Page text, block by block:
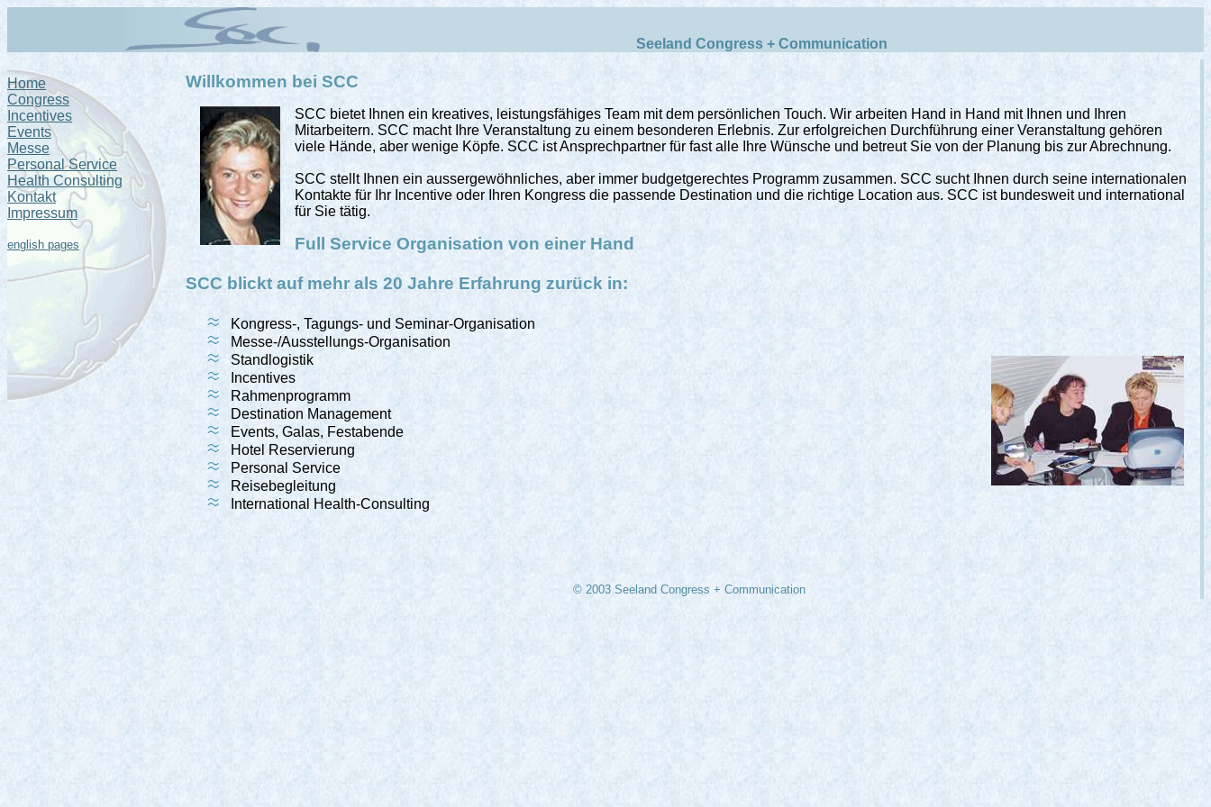
Seeland Congress + Communication
Home
Congress
Incentives
Events
Messe
Personal Service
Health Consulting
Kontakt
Impressum
english pages
Willkommen bei SCC
SCC bietet Ihnen ein kreatives, leistungsfähiges Team mit dem persönlichen Touch. Wir arbeiten Hand in Hand mit Ihnen und Ihren
Mitarbeitern. SCC macht Ihre Veranstaltung zu einem besonderen Erlebnis. Zur erfolgreichen Durchführung einer Veranstaltung gehören
viele Hände, aber wenige Köpfe. SCC ist Ansprechpartner für fast alle Ihre Wünsche und betreut Sie von der Planung bis zur Abrechnung.
SCC stellt Ihnen ein aussergewöhnliches, aber immer budgetgerechtes Programm zusammen. SCC sucht Ihnen durch seine internationalen
Kontakte für Ihr Incentive oder Ihren Kongress die passende Destination und die richtige Location aus. SCC ist bundesweit und international
für Sie tätig.
Full Service Organisation von einer Hand
SCC blickt auf mehr als 20 Jahre Erfahrung zurück in:
Kongress-, Tagungs- und Seminar-Organisation
Messe-/Ausstellungs-Organisation
Standlogistik
Incentives
Rahmenprogramm
Destination Management
Events, Galas, Festabende
Hotel Reservierung
Personal Service
Reisebegleitung
International Health-Consulting
© 2003 Seeland Congress + Communication